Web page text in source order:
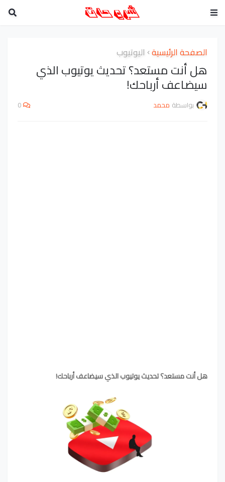
الصفحة الرئيسية اليوتيوب
هل أنت مستعد؟ تحديث يوتيوب الذي
سيضاعف أرباحك!
بواسطة محمد 0
هل أنت مستعد؟ تحديث يوتيوب الذي سيضاعف أرباحك!